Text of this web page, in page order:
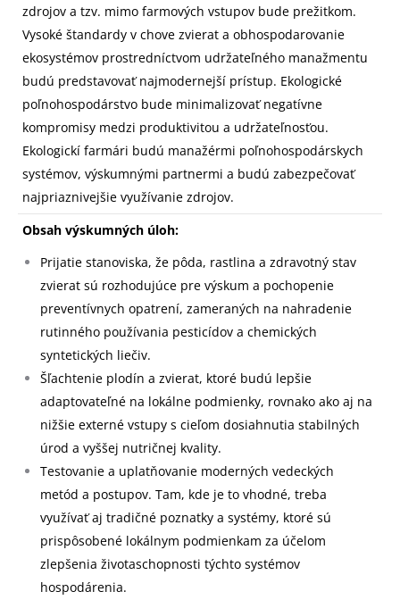
zdrojov a tzv. mimo farmových vstupov bude prežitkom.
Vysoké štandardy v chove zvierat a obhospodarovanie
ekosystémov prostredníctvom udržateľného manažmentu
budú predstavovať najmodernejší prístup. Ekologické
poľnohospodárstvo bude minimalizovať negatívne
kompromisy medzi produktivitou a udržateľnosťou.
Ekologickí farmári budú manažérmi poľnohospodárskych
systémov, výskumnými partnermi a budú zabezpečovať
najpriaznivejšie využívanie zdrojov.
Obsah výskumných úloh:
Prijatie stanoviska, že pôda, rastlina a zdravotný stav
zvierat sú rozhodujúce pre výskum a pochopenie
preventívnych opatrení, zameraných na nahradenie
rutinného používania pesticídov a chemických
syntetických liečiv.
Šľachtenie plodín a zvierat, ktoré budú lepšie
adaptovateľné na lokálne podmienky, rovnako ako aj na
nižšie externé vstupy s cieľom dosiahnutia stabilných
úrod a vyššej nutričnej kvality.
Testovanie a uplatňovanie moderných vedeckých
metód a postupov. Tam, kde je to vhodné, treba
využívať aj tradičné poznatky a systémy, ktoré sú
prispôsobené lokálnym podmienkam za účelom
zlepšenia životaschopnosti týchto systémov
hospodárenia.